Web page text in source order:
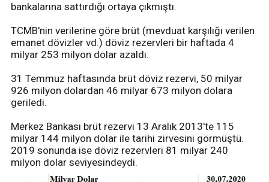
bankalarına sattırdığı ortaya çıkmıştı.
TCMB'nin verilerine göre brüt (mevduat karşılığı verilen
emanet dövizler vd.) döviz rezervleri bir haftada 4
milyar 253 milyon dolar azaldı.
31 Temmuz haftasında brüt döviz rezervi, 50 milyar
926 milyon dolardan 46 milyar 673 milyon dolara
geriledi.
Merkez Bankası brüt rezervi 13 Aralık 2013'te 115
milyar 144 milyon dolar ile tarihi zirvesini görmüştü.
2019 sonunda ise döviz rezervleri 81 milyar 240
milyon dolar seviyesindeydi.